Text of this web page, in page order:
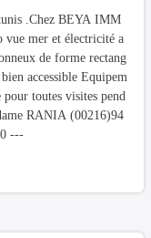
.Chez BEYA IMM
vue mer et électricité a
de forme rectang
accessible Equipem
toutes visites pend
RANIA (00216)94
---